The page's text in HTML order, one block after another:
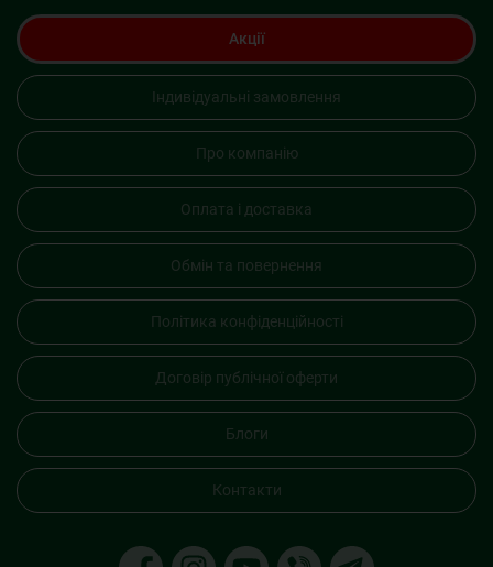
Акції
Індивідуальні замовлення
Про компанію
Оплата і доставка
Обмін та повернення
Політика конфіденційності
Договір публічної оферти
Блоги
Контакти